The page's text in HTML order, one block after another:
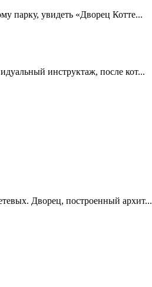
парку, увидеть «Дворец Котте...
инструктаж, после кот...
Дворец, построенный архит...